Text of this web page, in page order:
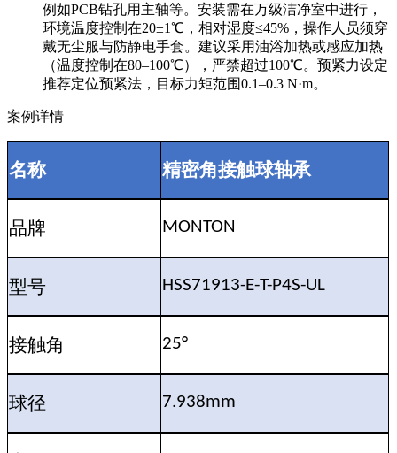
例如PCB钻孔用主轴等。安装需在万级洁净室中进行，
环境温度控制在20±1℃，相对湿度≤45%，操作人员须穿
戴无尘服与防静电手套。建议采用油浴加热或感应加热
（温度控制在80–100℃），严禁超过100℃。预紧力设定
推荐定位预紧法，目标力矩范围0.1–0.3 N·m。
案例详情
名称 精密角接触球轴承
品牌 MONTON
型号 HSS71913-E-T-P4S-UL
接触角 25°
球径 7.938mm